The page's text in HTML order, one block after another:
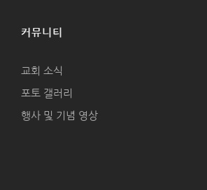
커뮤니티
교회 소식
포토 갤러리
행사 및 기념 영상